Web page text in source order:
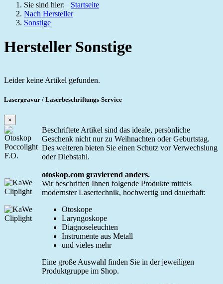
Sie sind hier: Startseite
Nach Hersteller
Sonstige
Hersteller Sonstige
Leider keine Artikel gefunden.
Lasergravur / Laserbeschriftungs-Service
×
Beschriftete Artikel sind das ideale, persönliche
Geschenk nicht nur zu Weihnachten oder Geburtstag.
Des weiteren bieten Sie einen Schutz vor Verwechslung
oder Diebstahl.
otoskop.com gravierend anders.
Wir beschriften Ihnen folgende Produkte mittels
modernster Lasertechnik, hochwertig und dauerhaft:
Otoskope
Laryngoskope
Diagnoseleuchten
Instrumente aus Metall
und vieles mehr
Eine große Auswahl finden Sie in der jeweiligen
Produktgruppe im Shop.